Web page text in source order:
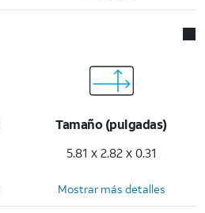
Tamaño (pulgadas)
5.81 x 2.82 x 0.31
Mostrar más detalles